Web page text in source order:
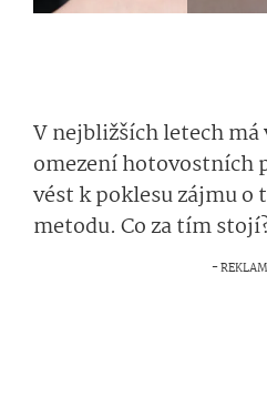
V nejbližších letech
omezení hotovostních
vést k poklesu zájmu
metodu. Co za tím